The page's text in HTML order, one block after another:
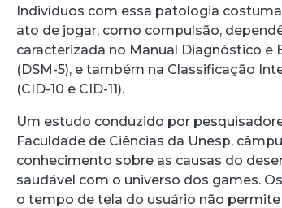
Indivíduos com essa patologia
ato de jogar, como compulsão,
caracterizada no Manual Diagnóstico
(DSM-5), e também na Classificação
(CID-10 e CID-11).
Um estudo conduzido por
Faculdade de Ciências da Unesp,
conhecimento sobre as causas do
saudável com o universo dos games.
o tempo de tela do usuário não
no Facebook
no Threads
nono